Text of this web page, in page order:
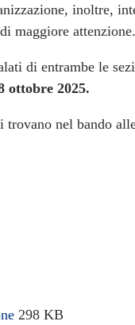
inoltre,
maggiore attenzione.
di entrambe le
ottobre 2025.
nel bando
298 KB